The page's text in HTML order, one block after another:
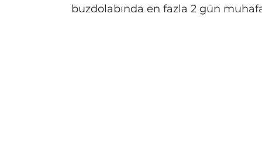
buzdolabında en fazla 2 gün